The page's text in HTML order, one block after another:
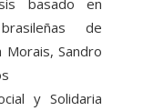
de
Sandro
y Solidaria